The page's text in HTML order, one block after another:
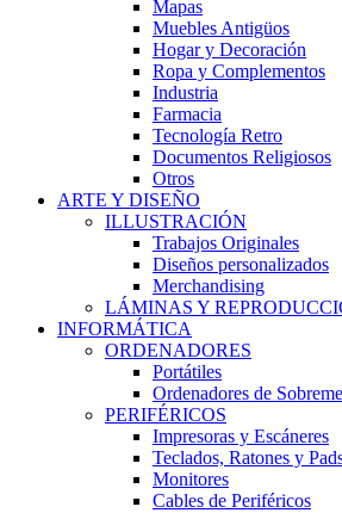
Mapas
Muebles Antigüos
Hogar y Decoración
Ropa y Complementos
Industria
Farmacia
Tecnología Retro
Documentos Religiosos
Otros
ARTE Y DISEÑO
ILLUSTRACIÓN
Trabajos Originales
Diseños personalizados
Merchandising
LÁMINAS Y
INFORMÁTICA
ORDENADORES
Portátiles
Ordenadores de
PERIFÉRICOS
Impresoras y Escáneres
Teclados, Ratones y
Monitores
Cables de Periféricos